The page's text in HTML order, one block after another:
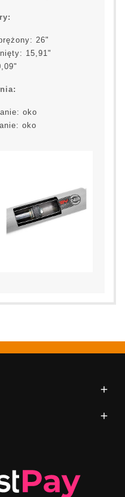
26"
15,91"
oko
oko

